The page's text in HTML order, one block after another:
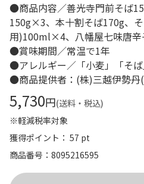
●商品内容／善光寺門前そば
150g×3、本十割そば170g、
用)100ml×4、八幡屋七味唐
●賞味期間／常温で1年
●アレルギー／「小麦」「そ
●商品提供者：(株)三越伊勢丹
5,730円(送料・税込)
※軽減税率対象
獲得ポイント： 57 pt
商品番号
8095216595